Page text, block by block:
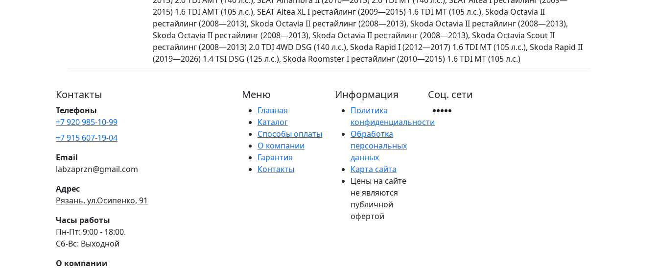
2015) 1.6 TDI AMT (105 л.с.), SEAT Altea XL I рестайлинг (2009—2015) 1.6 TDI MT (105 л.с.), Skoda Octavia II
рестайлинг (2008—2013), Skoda Octavia II рестайлинг (2008—2013), Skoda Octavia II рестайлинг (2008—2013),
Skoda Octavia II рестайлинг (2008—2013), Skoda Octavia II рестайлинг (2008—2013), Skoda Octavia Scout II
рестайлинг (2008—2013) 2.0 TDI 4WD DSG (140 л.с.), Skoda Rapid I (2012—2017) 1.6 TDI MT (105 л.с.), Skoda Rapid II
(2019—2026) 1.4 TSI DSG (125 л.с.), Skoda Roomster I рестайлинг (2010—2015) 1.6 TDI MT (105 л.с.)
Контакты
Телефоны
+7 920 985-10-99
+7 915 607-19-04
Email
labzaprzn@gmail.com
Адрес
Рязань, ул.Осипенко, 91
Часы работы
Пн-Пт: 9:00 - 18:00.
Сб-Вс: Выходной
О компании
Меню
Главная
Каталог
Способы оплаты
О компании
Гарантия
Контакты
Информация
Политика
конфиденциальности
Обработка
персональных
данных
Карта сайта
Цены на сайте
не являются
публичной
офертой
Соц. сети